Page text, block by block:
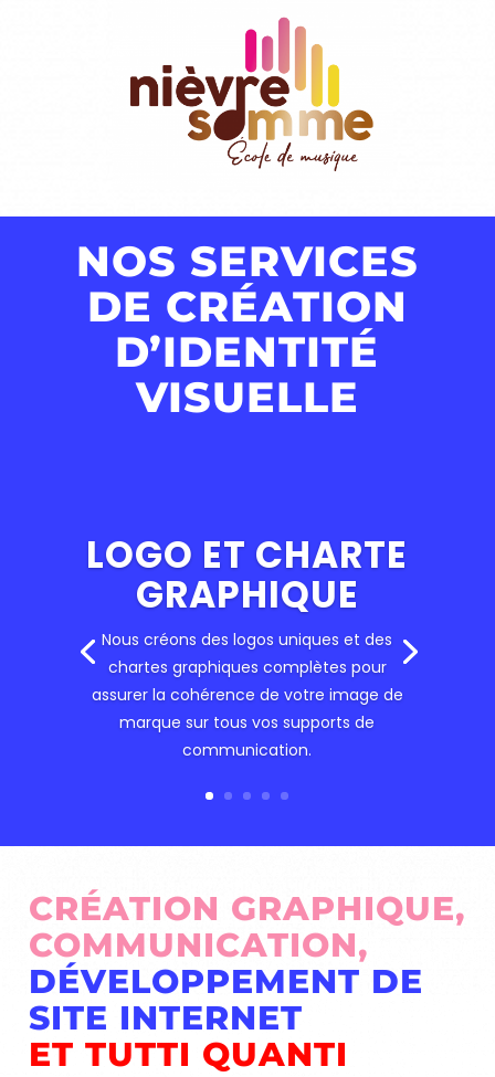
NOS SERVICES
DE CRÉATION
D’IDENTITÉ
VISUELLE
LOGO ET CHARTE
GRAPHIQUE
Nous créons des logos uniques et des
chartes graphiques complètes pour
assurer la cohérence de votre image de
marque sur tous vos supports de
communication.
CRÉATION GRAPHIQUE,
COMMUNICATION,
DÉVELOPPEMENT DE
SITE INTERNET
ET TUTTI QUANTI